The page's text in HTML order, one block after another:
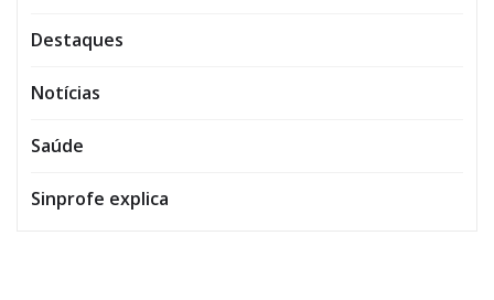
Destaques
Notícias
Saúde
Sinprofe explica